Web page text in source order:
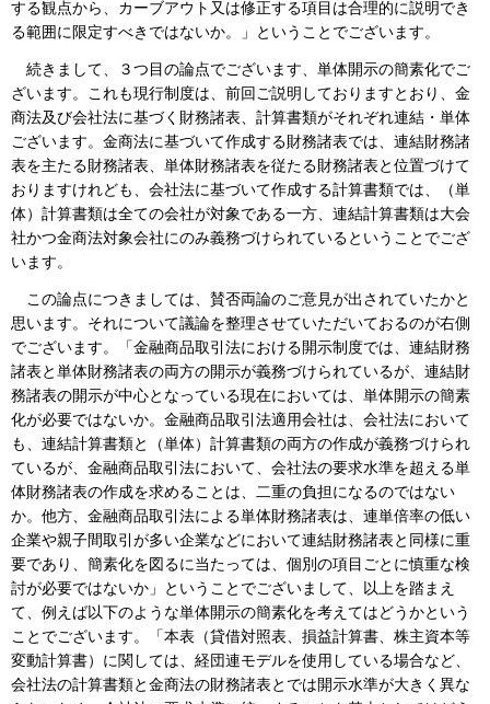
する観点から、カーブアウト又は修正する項目は合理的に説明でき
る範囲に限定すべきではないか。」ということでございます。
続きまして、３つ目の論点でございます、単体開示の簡素化でご
ざいます。これも現行制度は、前回ご説明しておりますとおり、金
商法及び会社法に基づく財務諸表、計算書類がそれぞれ連結・単体
ございます。金商法に基づいて作成する財務諸表では、連結財務諸
表を主たる財務諸表、単体財務諸表を従たる財務諸表と位置づけて
おりますけれども、会社法に基づいて作成する計算書類では、（単
体）計算書類は全ての会社が対象である一方、連結計算書類は大会
社かつ金商法対象会社にのみ義務づけられているということでござ
います。
この論点につきましては、賛否両論のご意見が出されていたかと
思います。それについて議論を整理させていただいておるのが右側
でございます。「金融商品取引法における開示制度では、連結財務
諸表と単体財務諸表の両方の開示が義務づけられているが、連結財
務諸表の開示が中心となっている現在においては、単体開示の簡素
化が必要ではないか。金融商品取引法適用会社は、会社法において
も、連結計算書類と（単体）計算書類の両方の作成が義務づけられ
ているが、金融商品取引法において、会社法の要求水準を超える単
体財務諸表の作成を求めることは、二重の負担になるのではない
か。他方、金融商品取引法による単体財務諸表は、連単倍率の低い
企業や親子間取引が多い企業などにおいて連結財務諸表と同様に重
要であり、簡素化を図るに当たっては、個別の項目ごとに慎重な検
討が必要ではないか」ということでございまして、以上を踏まえ
て、例えば以下のような単体開示の簡素化を考えてはどうかという
ことでございます。「本表（貸借対照表、損益計算書、株主資本等
変動計算書）に関しては、経団連モデルを使用している場合など、
会社法の計算書類と金商法の財務諸表とでは開示水準が大きく異な